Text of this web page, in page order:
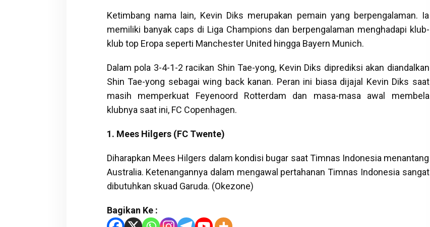
Ketimbang nama lain, Kevin Diks merupakan pemain yang berpengalaman. Ia
memiliki banyak caps di Liga Champions dan berpengalaman menghadapi klub-
klub top Eropa seperti Manchester United hingga Bayern Munich.
Dalam pola 3-4-1-2 racikan Shin Tae-yong, Kevin Diks diprediksi akan diandalkan
Shin Tae-yong sebagai wing back kanan. Peran ini biasa dijajal Kevin Diks saat
masih memperkuat Feyenoord Rotterdam dan masa-masa awal membela
klubnya saat ini, FC Copenhagen.
1. Mees Hilgers (FC Twente)
Diharapkan Mees Hilgers dalam kondisi bugar saat Timnas Indonesia menantang
Australia. Ketenangannya dalam mengawal pertahanan Timnas Indonesia sangat
dibutuhkan skuad Garuda. (Okezone)
Bagikan Ke :